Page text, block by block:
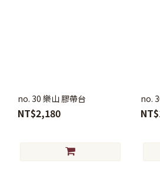
no. 30 樂山 膠帶台
NT$2,180
no.